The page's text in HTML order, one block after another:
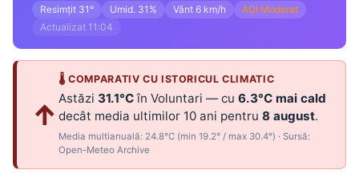
Resimțit 31° Umid. 31% Vânt 6 km/h
AQI Moderat
Actualizat 11:04
↑
🌡 COMPARATIV CU ISTORICUL CLIMATIC
Astăzi 31.1°Cîn Voluntari — cu 6.3°C mai cald
decât media ultimilor 10 ani pentru 8 august.
Media multianuală: 24.8°C (min 19.2° / max 30.4°) · Sursă:
Open-Meteo Archive